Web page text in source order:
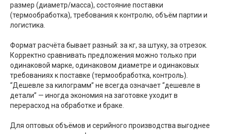
размер (диаметр/масса), состояние поставки
(термообработка), требования к контролю, объём партии и
логистика.
Формат расчёта бывает разный: за кг, за штуку, за отрезок.
Корректно сравнивать предложения можно только при
одинаковой марке, одинаковом диаметре и одинаковых
требованиях к поставке (термообработка, контроль).
“Дешевле за килограмм” не всегда означает “дешевле в
детали” — иногда экономия на заготовке уходит в
перерасход на обработке и браке.
Для оптовых объёмов и серийного производства выгоднее